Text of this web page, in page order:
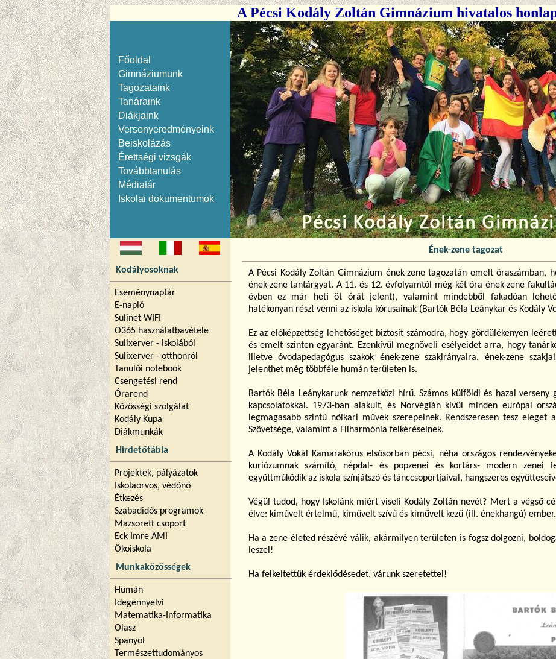
A Pécsi Kodály Zoltán Gimnázium hivatalos
Főoldal
Gimnáziumunk
Tagozataink
Tanáraink
Diákjaink
Versenyeredményeink
Beiskolázás
Érettségi vizsgák
Továbbtanulás
Médiatár
Iskolai dokumentumok
Kodályosoknak
Eseménynaptár
E-napló
Sulinet WIFI
O365 használatbavétele
Sulixerver - iskolából
Sulixerver - otthonról
Tanulói notebook
Csengetési rend
Órarend
Közösségi szolgálat
Kodály Kupa
Diákmunkák
Hirdetőtábla
Projektek, pályázatok
Iskolaorvos, védőnő
Étkezés
Szabadidős programok
Mazsorett csoport
Eck Imre AMI
Ökoiskola
Munkaközösségek
Humán
Idegennyelvi
Matematika-Informatika
Olasz
Spanyol
Természettudományos
Ének-zene tagozat
A Pécsi Kodály Zoltán Gimnázium ének-zene tagozatán emelt óraszámban,
ének-zene tantárgyat. A 11. és 12. évfolyamtól még két óra ének-zene
évben ez már heti öt órát jelent), valamint mindebből fakadóan
hatékonyan részt venni az iskola kórusainak (Bartók Béla Leánykar és Kodály
Ez az előképzettség lehetőséget biztosít számodra, hogy gördülékenyen
és emelt szinten egyaránt. Ezenkívül megnöveli esélyeidet arra, hogy
illetve óvodapedagógus szakok ének-zene szakirányaira, ének-zene
jelenthet még többféle humán területen is.
Bartók Béla Leánykarunk nemzetközi hírű. Számos külföldi és hazai verseny
kapcsolatokkal. 1973-ban alakult, és Norvégián kívül minden európai
legmagasabb szintű nőikari művek szerepelnek. Rendszeresen tesz eleget
Szövetsége, valamint a Filharmónia felkéréseinek.
A Kodály Vokál Kamarakórus elsősorban pécsi, néha országos
kuriózumnak számító, népdal- és popzenei és kortárs- modern zenei
együttműködik az iskola színjátszó és tánccsoportjaival, hangszeres
Végül tudod, hogy Iskolánk miért viseli Kodály Zoltán nevét? Mert a végső
élve: kiművelt értelmű, kiművelt szívű és kiművelt kezű (ill. énekhangú) ember.
Ha a zene életed részévé válik, akármilyen területen is fogsz dolgozni,
leszel!
Ha felkeltettük érdeklődésedet, várunk szeretettel!